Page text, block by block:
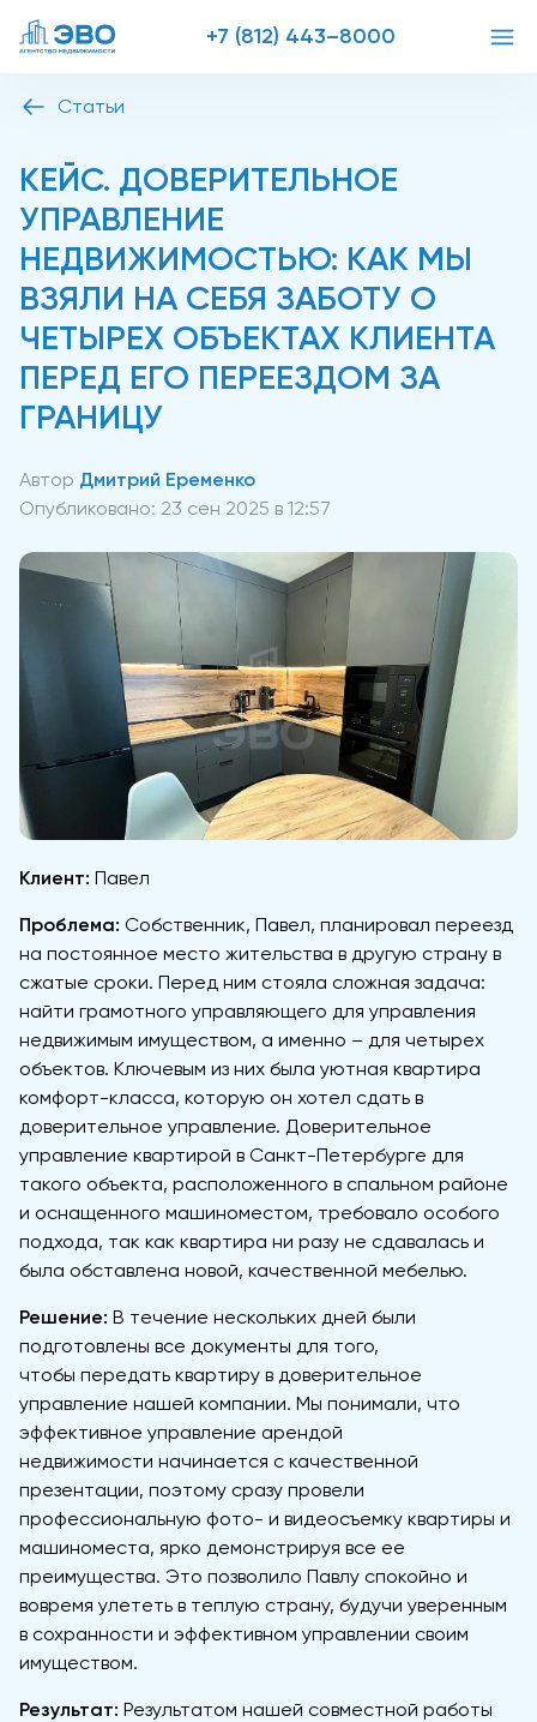
+7 (812) 443–8000
Статьи
КЕЙС. ДОВЕРИТЕЛЬНОЕ
УПРАВЛЕНИЕ
НЕДВИЖИМОСТЬЮ: КАК МЫ
ВЗЯЛИ НА СЕБЯ ЗАБОТУ О
ЧЕТЫРЕХ ОБЪЕКТАХ КЛИЕНТА
ПЕРЕД ЕГО ПЕРЕЕЗДОМ ЗА
ГРАНИЦУ
Автор Дмитрий Еременко
Опубликовано: 23 сен 2025 в 12:57
Клиент: Павел
Проблема: Собственник, Павел, планировал переезд
на постоянное место жительства в другую страну в
сжатые сроки. Перед ним стояла сложная задача:
найти грамотного управляющего для управления
недвижимым имуществом, а именно – для четырех
объектов. Ключевым из них была уютная квартира
комфорт-класса, которую он хотел сдать в
доверительное управление. Доверительное
управление квартирой в Санкт-Петербурге для
такого объекта, расположенного в спальном районе
и оснащенного машиноместом, требовало особого
подхода, так как квартира ни разу не сдавалась и
была обставлена новой, качественной мебелью.
Решение: В течение нескольких дней были
подготовлены все документы для того,
чтобы передать квартиру в доверительное
управление нашей компании. Мы понимали, что
эффективное управление арендой
недвижимости начинается с качественной
презентации, поэтому сразу провели
профессиональную фото- и видеосъемку квартиры и
машиноместа, ярко демонстрируя все ее
преимущества. Это позволило Павлу спокойно и
вовремя улететь в теплую страну, будучи уверенным
в сохранности и эффективном управлении своим
имуществом.
Результат: Результатом нашей совместной работы